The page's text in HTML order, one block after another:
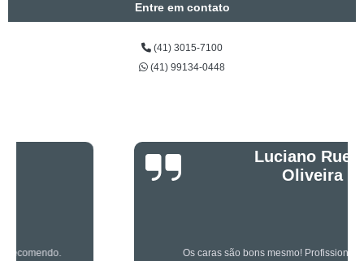
Entre em contato
(41) 3015-7100
(41) 99134-0448
Luciano Rueda
Oliveira
Os caras são bons mesmo! Profissionais de primeira!